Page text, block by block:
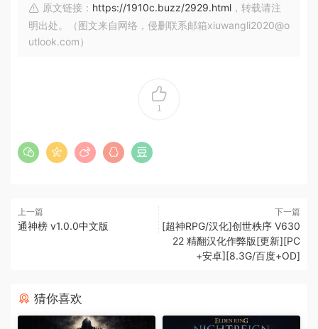
原文链接： https://1910c.buzz/2929.html ，转载请注
明出处。（图文来自网络，侵删联系邮箱xiuwangli2020@o
utlook.com）
1
上一篇
通神榜 v1.0.0中文版
下一篇
[超神RPG/汉化]创世秩序 V630
22 精翻汉化作弊版[更新][PC
+安卓][8.3G/百度+OD]
猜你喜欢